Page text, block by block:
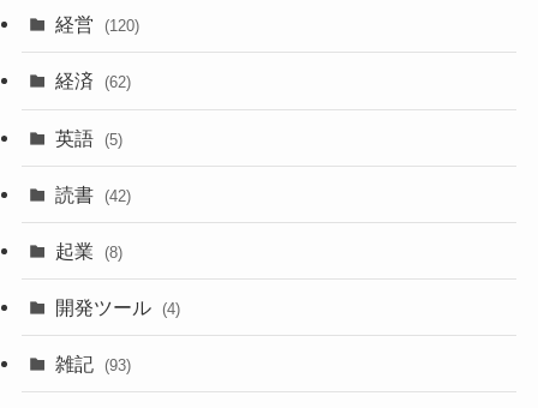
経営 (120)
経済 (62)
英語 (5)
読書 (42)
起業 (8)
開発ツール (4)
雑記 (93)